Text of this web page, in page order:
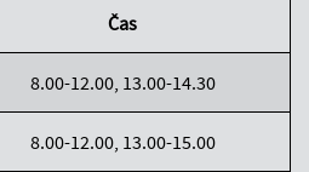
Čas
8.00-12.00, 13.00-14.30
8.00-12.00, 13.00-15.00